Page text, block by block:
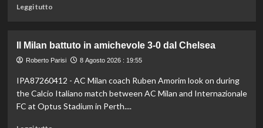
Leggi tuttoLeggi
Darderi
avanza
quarti
a
Montreal,
Il Milan battuto in amichevole 3-0 dal Chelsea
Roberto Parisi 8 Agosto 2026 : 19:55
IPA87260412 - AC Milan coach Ruben Amorim look on during
the Calcio Italiano match between AC Milan and Internazionale
FC at Optus Stadium in Perth....